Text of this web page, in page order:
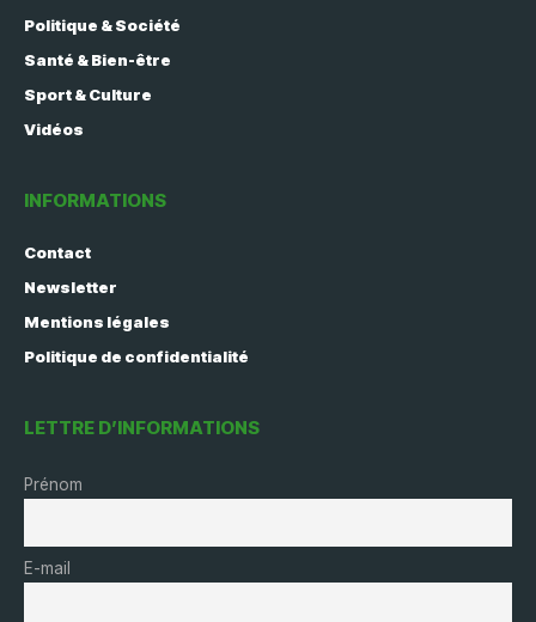
Politique & Société
Santé & Bien-être
Sport & Culture
Vidéos
INFORMATIONS
Contact
Newsletter
Mentions légales
Politique de confidentialité
LETTRE D’INFORMATIONS
Prénom
E-mail